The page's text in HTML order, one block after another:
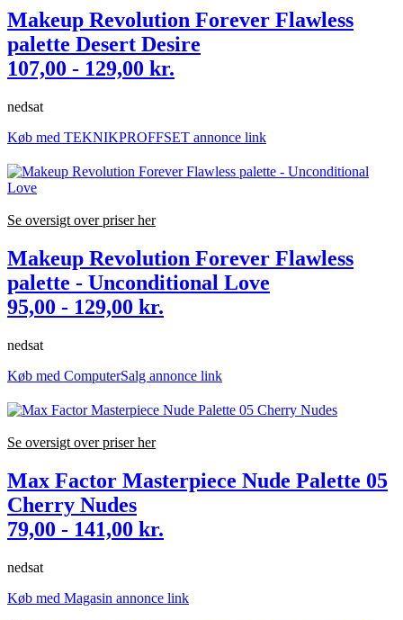
Makeup Revolution Forever Flawless
palette Desert Desire
107,00 - 129,00 kr.
nedsat
Køb med TEKNIKPROFFSET annonce link
Se oversigt over priser her
Makeup Revolution Forever Flawless
palette - Unconditional Love
95,00 - 129,00 kr.
nedsat
Køb med ComputerSalg annonce link
Se oversigt over priser her
Max Factor Masterpiece Nude Palette 05
Cherry Nudes
79,00 - 141,00 kr.
nedsat
Køb med Magasin annonce link